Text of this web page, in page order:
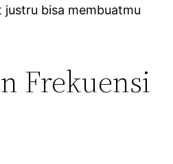
justru bisa membuatmu
Frekuensi